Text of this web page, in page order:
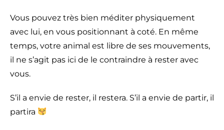
Vous pouvez très bien méditer physiquement
avec lui, en vous positionnant à coté. En même
temps, votre animal est libre de ses mouvements,
il ne s’agit pas ici de le contraindre à rester avec
vous.
S’il a envie de rester, il restera. S’il a envie de partir, il
partira